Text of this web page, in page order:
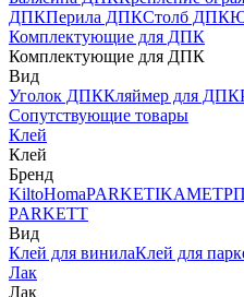
ДПКПерила ДПКСтолб ДПК
Комплектующие для ДПК
Комплектующие для ДПК
Вид
Уголок ДПККляймер для ДПК
Сопутствующие товары
Клей
Клей
Бренд
KiltoHomaPARKETIKA
PARKETT
Вид
Клей для винилаКлей для
Лак
Лак